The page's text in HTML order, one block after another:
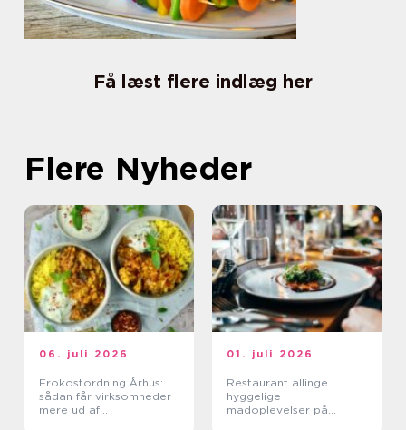
Få læst flere indlæg her
Flere Nyheder
06. juli 2026
Frokostordning Århus:
sådan får virksomheder
mere ud af
01. juli 2026
Restaurant allinge
hyggelige
madoplevelser på